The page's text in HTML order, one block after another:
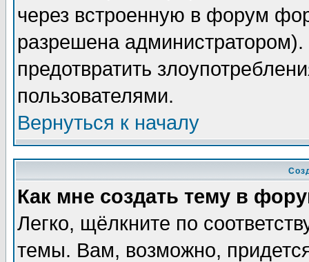
через встроенную в форум
разрешена
предотвратить
пользователями.
Вернуться к началу
Как мне создать тему в
Легко, щёлкните по
темы. Вам, возможно,